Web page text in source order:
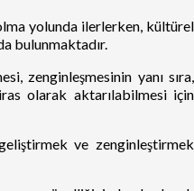
yolunda ilerlerken, kültürel
bulunmaktadır.
zenginleşmesinin yanı sıra,
olarak aktarılabilmesi için
ve zenginleştirmek